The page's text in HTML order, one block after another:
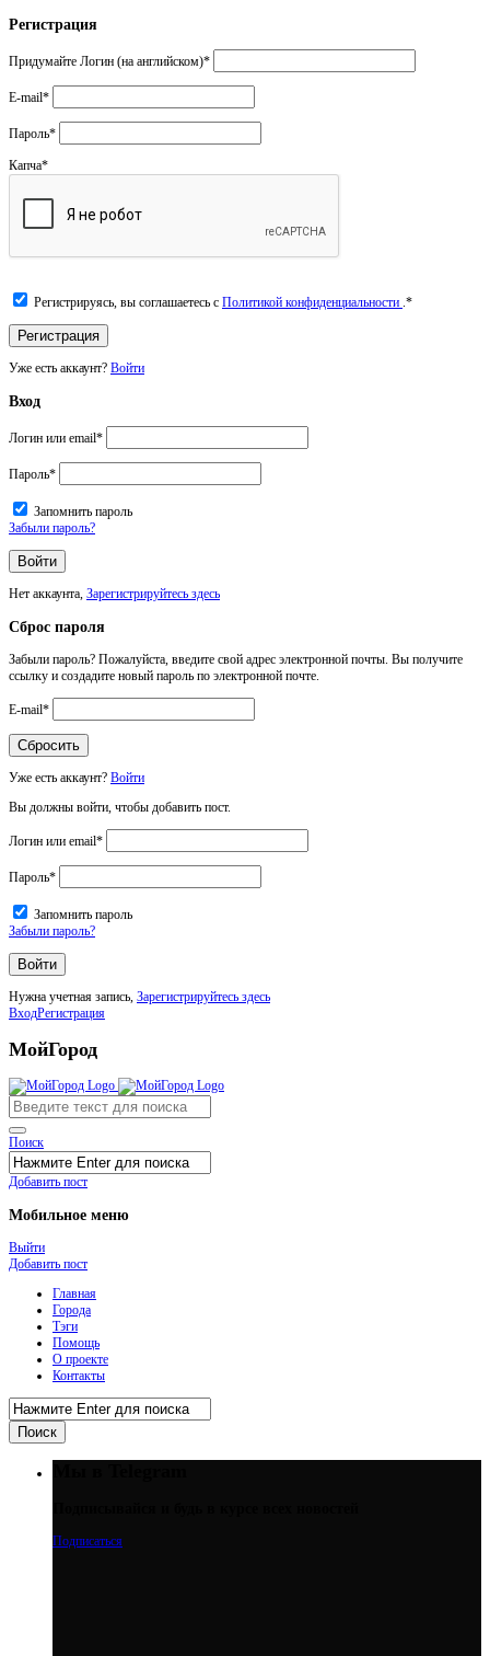
Регистрация
Придумайте Логин (на английском)*
E-mail*
Пароль*
Капча*
Регистрируясь, вы соглашаетесь с Политикой конфиденциальности .*
Уже есть аккаунт? Войти
Вход
Логин или email*
Пароль*
Запомнить пароль
Забыли пароль?
Нет аккаунта, Зарегистрируйтесь здесь
Сброс пароля
Забыли пароль? Пожалуйста, введите свой адрес электронной почты. Вы получите
ссылку и создадите новый пароль по электронной почте.
E-mail*
Уже есть аккаунт? Войти
Вы должны войти, чтобы добавить пост.
Логин или email*
Пароль*
Запомнить пароль
Забыли пароль?
Нужна учетная запись, Зарегистрируйтесь здесь
ВходРегистрация
МойГород
Поиск
Добавить пост
Мобильное меню
Выйти
Добавить пост
Главная
Города
Тэги
Помощь
О проекте
Контакты
Подписаться